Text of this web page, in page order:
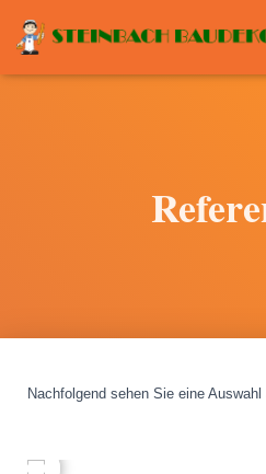
Nachfolgend sehen Sie eine